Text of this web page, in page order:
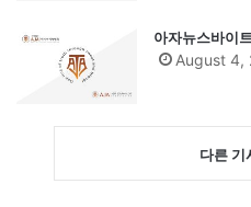
아자뉴스바
August 4,
다른 기